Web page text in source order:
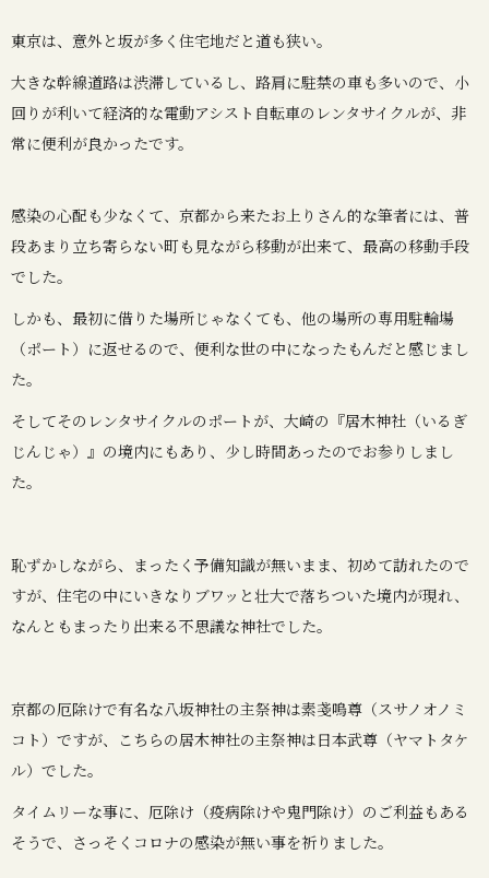
東京は、意外と坂が多く住宅地だと道も狭い。
大きな幹線道路は渋滞しているし、路肩に駐禁の車も多いので、小
回りが利いて経済的な電動アシスト自転車のレンタサイクルが、非
常に便利が良かったです。
感染の心配も少なくて、京都から来たお上りさん的な筆者には、普
段あまり立ち寄らない町も見ながら移動が出来て、最高の移動手段
でした。
しかも、最初に借りた場所じゃなくても、他の場所の専用駐輪場
（ポート）に返せるので、便利な世の中になったもんだと感じまし
た。
そしてそのレンタサイクルのポートが、大崎の『居木神社（いるぎ
じんじゃ）』の境内にもあり、少し時間あったのでお参りしまし
た。
恥ずかしながら、まったく予備知識が無いまま、初めて訪れたので
すが、住宅の中にいきなりブワッと壮大で落ちついた境内が現れ、
なんともまったり出来る不思議な神社でした。
京都の厄除けで有名な八坂神社の主祭神は素戔嗚尊（スサノオノミ
コト）ですが、こちらの居木神社の主祭神は日本武尊（ヤマトタケ
ル）でした。
タイムリーな事に、厄除け（疫病除けや鬼門除け）のご利益もある
そうで、さっそくコロナの感染が無い事を祈りました。